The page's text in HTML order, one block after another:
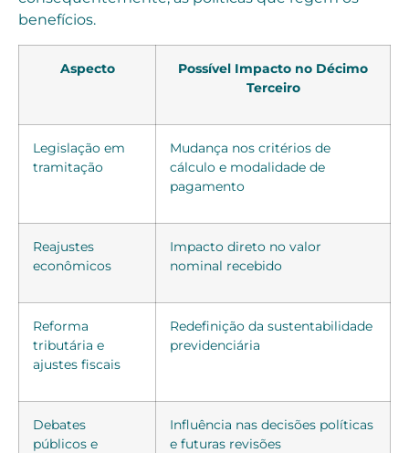
benefícios.
Aspecto
Possível Impacto no Décimo
Terceiro
Legislação em
tramitação
Mudança nos critérios de
cálculo e modalidade de
pagamento
Reajustes
econômicos
Impacto direto no valor
nominal recebido
Reforma
tributária e
ajustes fiscais
Redefinição da sustentabilidade
previdenciária
Debates
públicos e
Influência nas decisões políticas
e futuras revisões